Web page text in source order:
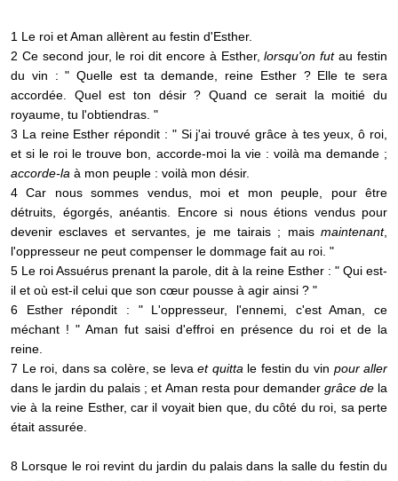
1 Le roi et Aman allèrent au festin d'Esther.
2 Ce second jour, le roi dit encore à Esther,lorsqu'on futau festin
du vin : " Quelle est ta demande, reine Esther ? Elle te sera
accordée. Quel est ton désir ? Quand ce serait la moitié du
royaume, tu l'obtiendras. "
3 La reine Esther répondit : " Si j'ai trouvé grâce à tes yeux, ô roi,
et si le roi le trouve bon, accorde-moi la vie : voilà ma demande ;
accorde-la à mon peuple : voilà mon désir.
4 Car nous sommes vendus, moi et mon peuple, pour être
détruits, égorgés, anéantis. Encore si nous étions vendus pour
devenir esclaves et servantes, je me tairais ; mais maintenant,
l'oppresseur ne peut compenser le dommage fait au roi. "
5 Le roi Assuérus prenant la parole, dit à la reine Esther : " Qui est-
il et où est-il celui que son cœur pousse à agir ainsi ? "
6 Esther répondit : " L'oppresseur, l'ennemi, c'est Aman, ce
méchant ! " Aman fut saisi d'effroi en présence du roi et de la
reine.
7 Le roi, dans sa colère, se levaet quitta le festin du vin pour aller
dans le jardin du palais ; et Aman resta pour demander grâce dela
vie à la reine Esther, car il voyait bien que, du côté du roi, sa perte
était assurée.
8 Lorsque le roi revint du jardin du palais dans la salle du festin du